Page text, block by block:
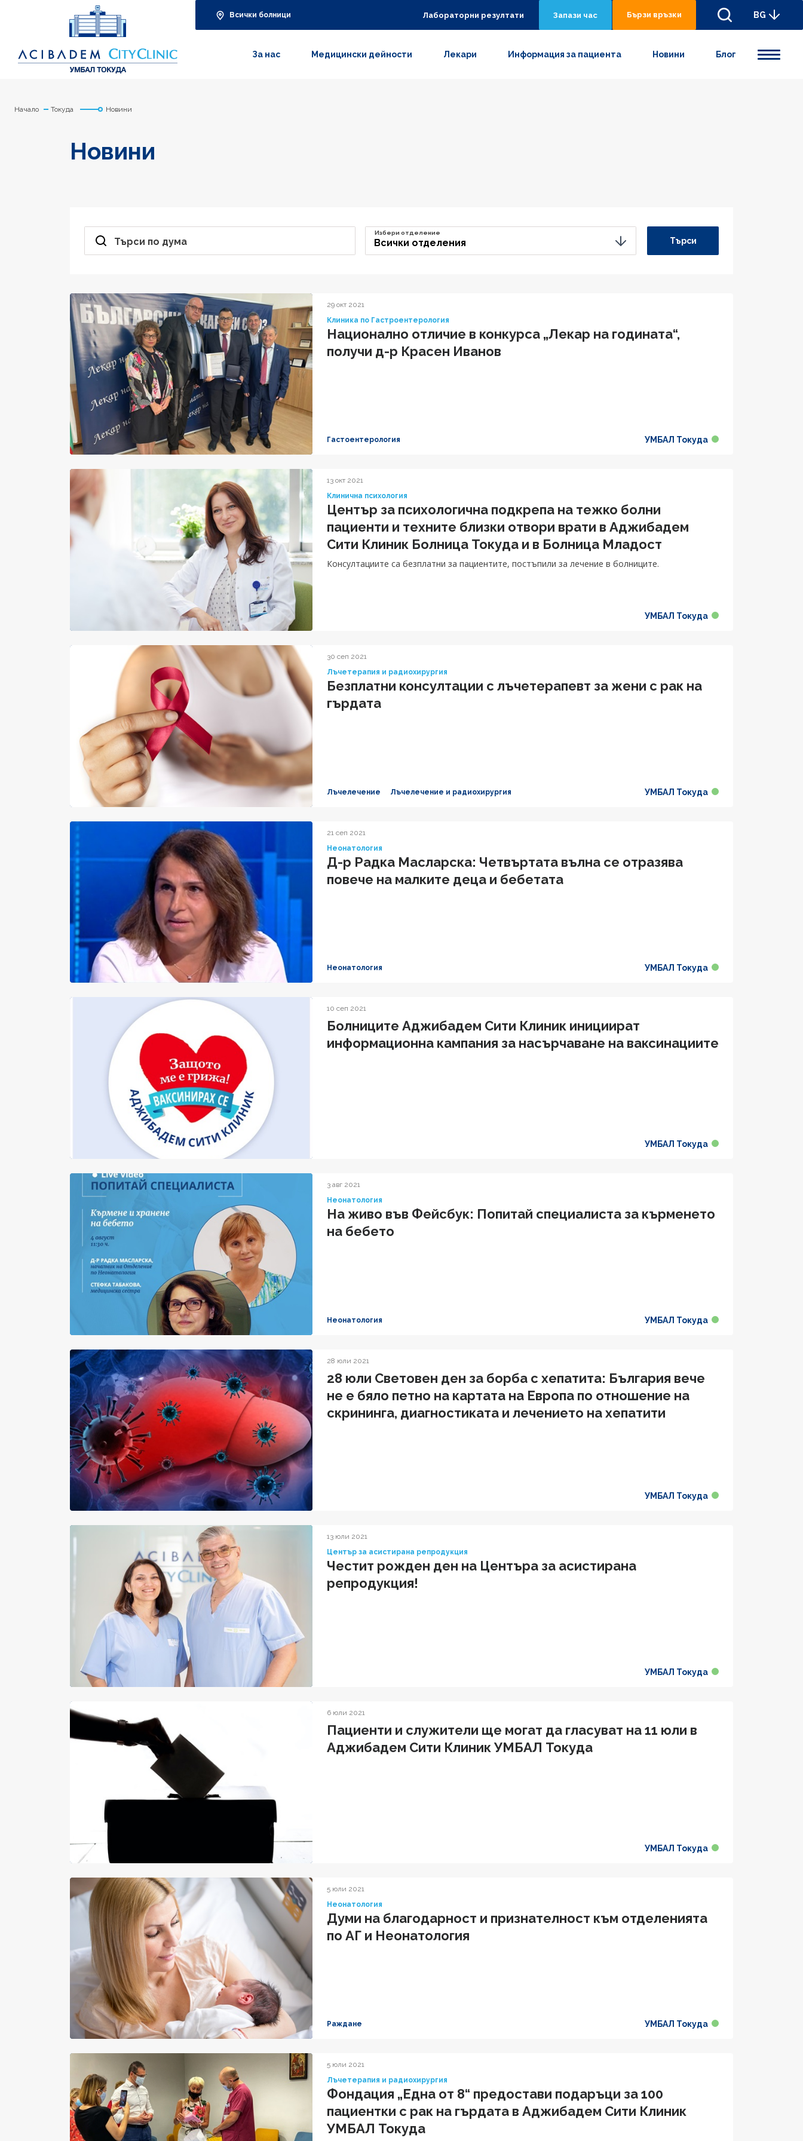
Всички болници Лабораторни резултати Запази час Бързи връзки BG
За нас Медицински дейности Лекари Информация за пациента Новини Блог
Начало Токуда Новини
Новини
Търси по дума Всички отделения
Избери отделение
Търси
29 окт 2021
Клиника по Гастроентерология
Национално отличие в конкурса „Лекар на годината“,
получи д-р Красен Иванов
Гастоентерология УМБАЛ Токуда
13 окт 2021
Клинична психология
Център за психологична подкрепа на тежко болни
пациенти и техните близки отвори врати в Аджибадем
Сити Клиник Болница Токуда и в Болница Младост
Консултациите са безплатни за пациентите, постъпили за лечение в болниците.
УМБАЛ Токуда
30 сеп 2021
Лъчетерапия и радиохирургия
Безплатни консултации с лъчетерапевт за жени с рак на
гърдата
Лъчелечение Лъчелечение и радиохирургия УМБАЛ Токуда
21 сеп 2021
Неонатология
Д-р Радка Масларска: Четвъртата вълна се отразява
повече на малките деца и бебетата
Неонатология УМБАЛ Токуда
10 сеп 2021
Болниците Аджибадем Сити Клиник инициират
информационна кампания за насърчаване на ваксинациите
УМБАЛ Токуда
3 авг 2021
Неонатология
На живо във Фейсбук: Попитай специалиста за кърменето
на бебето
Неонатология УМБАЛ Токуда
28 юли 2021
28 юли Световен ден за борба с хепатита: България вече
не е бяло петно на картата на Европа по отношение на
скрининга, диагностиката и лечението на хепатити
УМБАЛ Токуда
13 юли 2021
Център за асистирана репродукция
Честит рожден ден на Центъра за aсистирана
репродукция!
УМБАЛ Токуда
6 юли 2021
Пациенти и служители ще могат да гласуват на 11 юли в
Аджибадем Сити Клиник УМБАЛ Токуда
УМБАЛ Токуда
5 юли 2021
Неонатология
Думи на благодарност и признателност към отделенията
по АГ и Неонатология
Раждане УМБАЛ Токуда
5 юли 2021
Лъчетерапия и радиохирургия
Фондация „Една от 8“ предостави подаръци за 100
пациентки с рак на гърдата в Аджибадем Сити Клиник
УМБАЛ Токуда